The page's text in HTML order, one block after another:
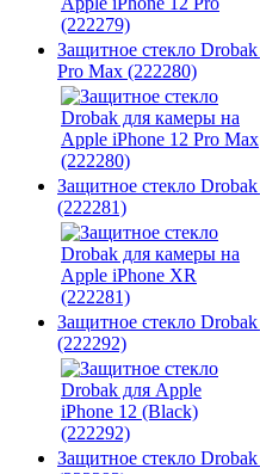
Защитное стекло
Pro Max (222280)
Защитное стекло
(222281)
Защитное стекло
(222292)
Защитное стекло